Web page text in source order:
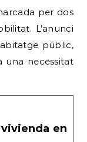
per dos
L’anunci
públic,
una necessitat
en